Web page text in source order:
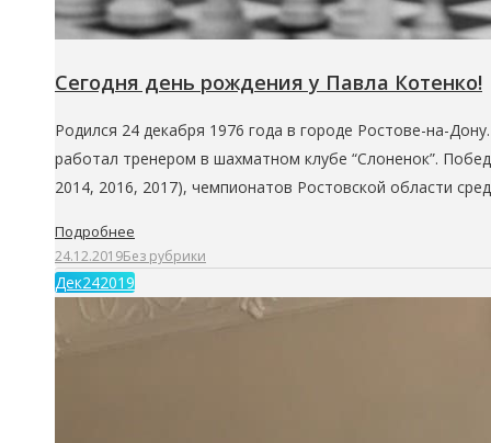
Сегодня день рождения у Павла Котенко!
Родился 24 декабря 1976 года в городе Ростове-на-
работал тренером в шахматном клубе “Слоненок”.
2014, 2016, 2017), чемпионатов Ростовской области
Подробнее
24.12.2019Без рубрики
Дек242019